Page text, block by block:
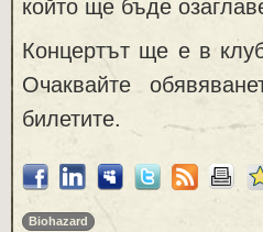
който ще бъде
Концертът ще е в
Очаквайте
билетите.
Biohazard